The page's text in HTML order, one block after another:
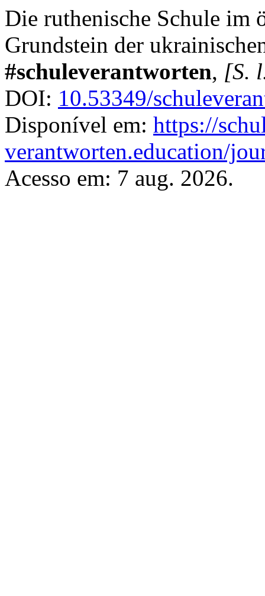
Die ruthenische Schule im
Grundstein der
#schuleverantworten, [S.
DOI: 10.53349/
Disponível em: https://
verantworten.education/
Acesso em: 7 aug. 2026.